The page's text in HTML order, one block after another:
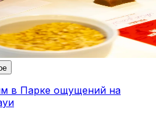
в Парке ощущений на